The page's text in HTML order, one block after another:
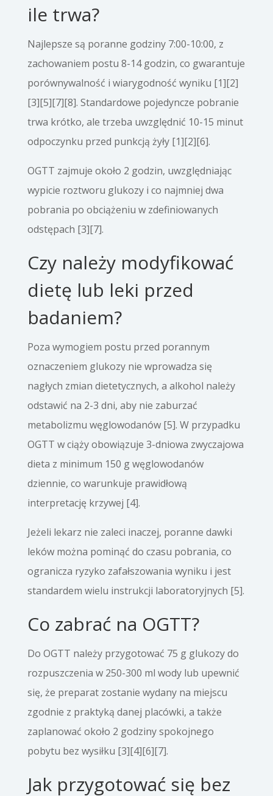
ile trwa?
Najlepsze są poranne godziny 7:00-10:00, z
zachowaniem postu 8-14 godzin, co gwarantuje
porównywalność i wiarygodność wyniku [1][2]
[3][5][7][8]. Standardowe pojedyncze pobranie
trwa krótko, ale trzeba uwzględnić 10-15 minut
odpoczynku przed punkcją żyły [1][2][6].
OGTT zajmuje około 2 godzin, uwzględniając
wypicie roztworu glukozy i co najmniej dwa
pobrania po obciążeniu w zdefiniowanych
odstępach [3][7].
Czy należy modyfikować
dietę lub leki przed
badaniem?
Poza wymogiem postu przed porannym
oznaczeniem glukozy nie wprowadza się
nagłych zmian dietetycznych, a alkohol należy
odstawić na 2-3 dni, aby nie zaburzać
metabolizmu węglowodanów [5]. W przypadku
OGTT w ciąży obowiązuje 3-dniowa zwyczajowa
dieta z minimum 150 g węglowodanów
dziennie, co warunkuje prawidłową
interpretację krzywej [4].
Jeżeli lekarz nie zaleci inaczej, poranne dawki
leków można pominąć do czasu pobrania, co
ogranicza ryzyko zafałszowania wyniku i jest
standardem wielu instrukcji laboratoryjnych [5].
Co zabrać na OGTT?
Do OGTT należy przygotować 75 g glukozy do
rozpuszczenia w 250-300 ml wody lub upewnić
się, że preparat zostanie wydany na miejscu
zgodnie z praktyką danej placówki, a także
zaplanować około 2 godziny spokojnego
pobytu bez wysiłku [3][4][6][7].
Jak przygotować się bez